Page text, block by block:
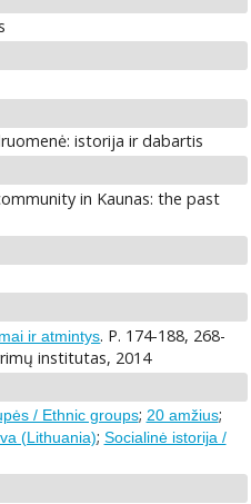
istorija ir dabartis
in Kaunas: the past
ir atmintys. P. 174-188, 268-
institutas, 2014
/ Ethnic groups; 20 amžius;
(Lithuania); Socialinė istorija /